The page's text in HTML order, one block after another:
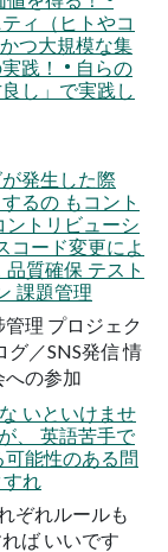
ィ（ヒトやコ
つ大規模な集
践！ • 自らの
し」で実践し
発生した際
るの もコント
ントリビューシ
コード変更によ
質確保 テスト
課題管理
理 プロジェク
グ／SNS発信 情
への参加
いといけませ
、 英語苦手で
能性のある問
れ
ぞれルールも
ば いいです